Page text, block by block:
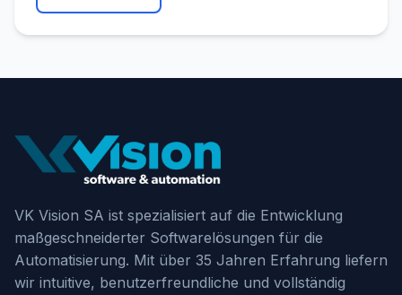
VK Vision SA ist spezialisiert auf die Entwicklung
maßgeschneiderter Softwarelösungen für die
Automatisierung. Mit über 35 Jahren Erfahrung liefern
wir intuitive, benutzerfreundliche und vollständig